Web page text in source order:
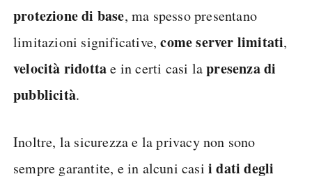
protezione di base, ma spesso presentano
limitazioni significative,come server limitati,
velocità ridottae in certi casi lapresenza di
pubblicità.
Inoltre, la sicurezza e la privacy non sono
sempre garantite, e in alcuni casi i dati degli